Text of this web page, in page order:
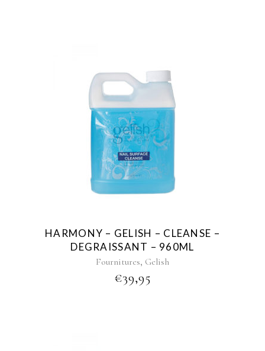
HARMONY – GELISH – CLEANSE –
DEGRAISSANT – 960ML
Fournitures, Gelish
€39,95